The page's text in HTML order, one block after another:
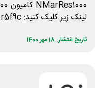
لینک زیر کلیک کنید: yun.ir/br5f9c
تاریخ انتشار: 18 مهر 1400